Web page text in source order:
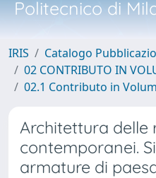
Politecnico di
IRIS
Catalogo
02 CONTRIBUTO IN
02.1 Contributo in
Architettura delle
contemporanei.
armature di